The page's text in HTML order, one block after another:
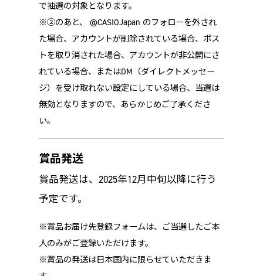
で抽選の対象となります。
※②のあと、 @CASIOJapan のフォローを外され
た場合、アカウントが削除されている場合、ポス
トを取り消された場合、アカウントが非公開にさ
れている場合、またはDM（ダイレクトメッセー
ジ）を受け取れない設定にしている場合、当選は
無効となりますので、あらかじめご了承くださ
い。
賞品発送
賞品発送は、2025年12月中旬以降に行う
予定です。
※賞品お届け先登録フォームは、ご当選したご本
人のみがご登録いただけます。
※賞品の発送は日本国内に限らせていただきま